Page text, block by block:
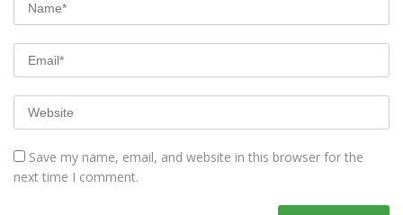
Save my name, email, and website in this browser for the
next time I comment.